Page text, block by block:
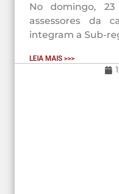
No domingo,
assessores da
integram a Sub-
LEIA MAIS >>>